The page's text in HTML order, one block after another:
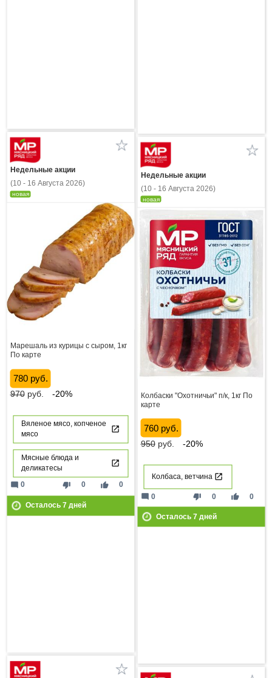
Недельные акции
(10 - 16 Августа 2026)
новая
Марешаль из курицы с сыром, 1кг
По карте
780 руб.
970руб. -20%
Вяленое мясо, копченое
мясо
Мясные блюда и
деликатесы
thumb_down 0 thumb_up 0
mode_comment 0
Осталось 7дней
Недельные акции
(10 - 16 Августа 2026)
новая
Колбаски "Охотничьи" п/к, 1кг По
карте
760 руб.
950руб. -20%
Колбаса, ветчина
thumb_down 0 thumb_up 0
mode_comment 0
Осталось 7дней